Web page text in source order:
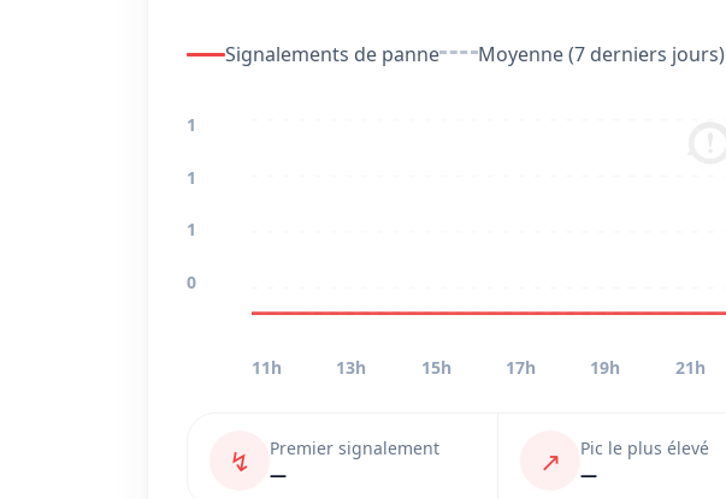
Signalements de panne Moyenne (7 derniers jours)
1
1
1
0
11h 13h 15h 17h 19h 21h
↯
Premier signalement
—
↗
Pic le plus élevé
—